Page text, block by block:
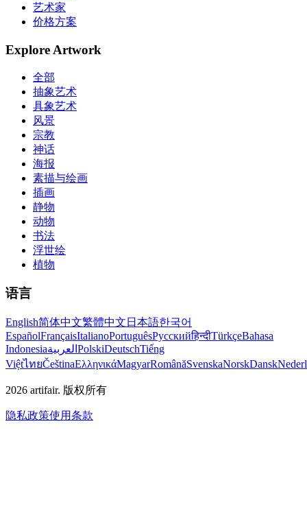
艺术家
价格方案
Explore Artwork
全部
抽象艺术
具象艺术
风景
宗教
神话
海报
素描与绘画
插画
静物
动物
书法
浮世绘
植物
语言
English简体中文繁體中文 日本語한국어
EspañolFrançaisItalianoPortuguêsРусскийहिन्दीTürkçeBahasa
Indonesiaالعربية PolskiDeutschTiếng
ViệtไทยČeštinaΕλληνικάMagyarRomânăSvenskaNorskDansk
2026 artifair. 版权所有
隐私政策使用条款